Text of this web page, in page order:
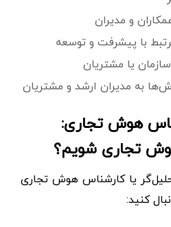
و مدیران
با پیشرفت و توسعه
یا مشتریان
به مدیران ارشد و مشتریان
هوش تجاری:
تجاری شویم؟
یا کارشناس هوش تجاری
کنید: